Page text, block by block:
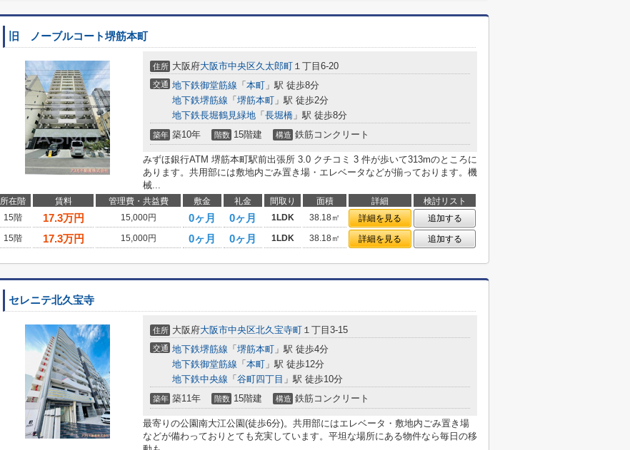
旧 ノーブルコート堺筋本町
住所 大阪府大阪市中央区久太郎町 １丁目6-20
交通 地下鉄御堂筋線 「 本町 」駅 徒歩8分
地下鉄堺筋線 「 堺筋本町 」駅 徒歩2分
地下鉄長堀鶴見緑地 「 長堀橋 」駅 徒歩8分
築年 築10年 階数 15階建 構造 鉄筋コンクリート
みずほ銀行ATM 堺筋本町駅前出張所 3.0 クチコミ 3 件が歩いて313mのところに
あります。共用部には敷地内ごみ置き場・エレベータなどが揃っております。機
械...
所在階 賃料 管理費・共益費 敷金 礼金 間取り 面積 詳細
検討リスト
15階
17.3万円 15,000円 0ヶ月 0ヶ月 1LDK 38.18㎡ 詳細を見る
追加する
15階
17.3万円 15,000円 0ヶ月 0ヶ月 1LDK 38.18㎡ 詳細を見る 追加する
セレニテ北久宝寺
住所 大阪府大阪市中央区北久宝寺町 １丁目3-15
交通 地下鉄堺筋線 「 堺筋本町 」駅 徒歩4分
地下鉄御堂筋線 「 本町 」駅 徒歩12分
地下鉄中央線 「 谷町四丁目 」駅 徒歩10分
築年 築11年 階数 15階建 構造 鉄筋コンクリート
最寄りの公園南大江公園(徒歩6分)。共用部にはエレベータ・敷地内ごみ置き場
などが備わっておりとても充実しています。平坦な場所にある物件なら毎日の移